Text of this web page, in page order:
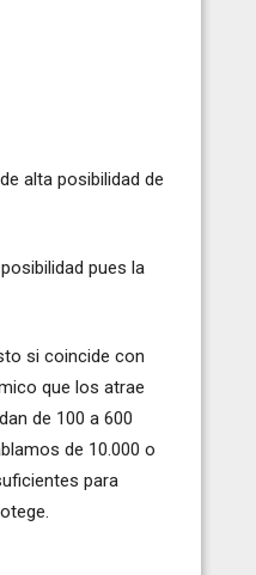
alta posibilidad de
pues la
si coincide con
que los atrae
de 100 a 600
de 10.000 o
para